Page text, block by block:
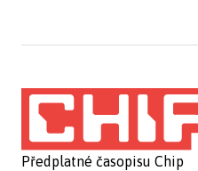
Předplatné časopisu Chip